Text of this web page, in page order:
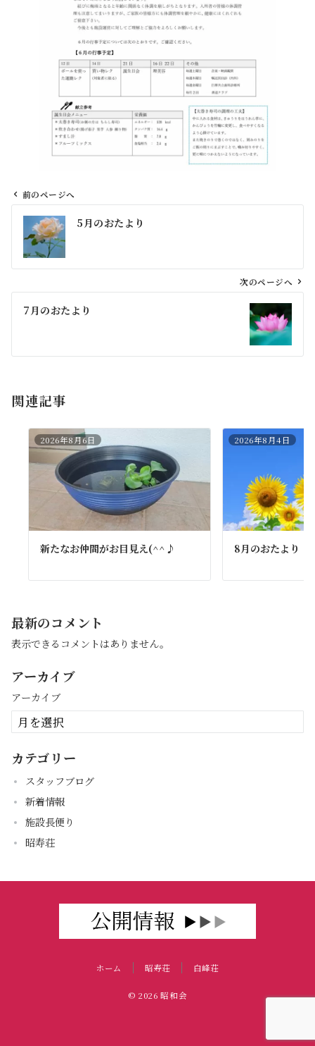
ビ
ン
前のページへ
5月のおたより
次のページへ
7月のおたより
関連記事
2026年8月6日
新たなお仲間がお目見え(^^♪
2026年8月4日
8月のおたより
最新のコメント
表示できるコメントはありません。
アーカイブ
アーカイブ
カテゴリー
スタッフブログ
新着情報
施設長便り
昭寿荘
ホーム 昭寿荘 白峰荘
© 2026昭和会